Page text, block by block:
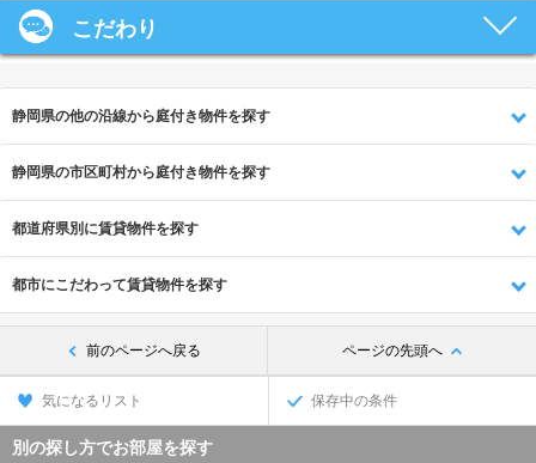
こだわり
静岡県の他の沿線から庭付き物件を探す
静岡県の市区町村から庭付き物件を探す
都道府県別に賃貸物件を探す
都市にこだわって賃貸物件を探す
前のページへ戻る ページの先頭へ
気になるリスト 保存中の条件
別の探し方でお部屋を探す